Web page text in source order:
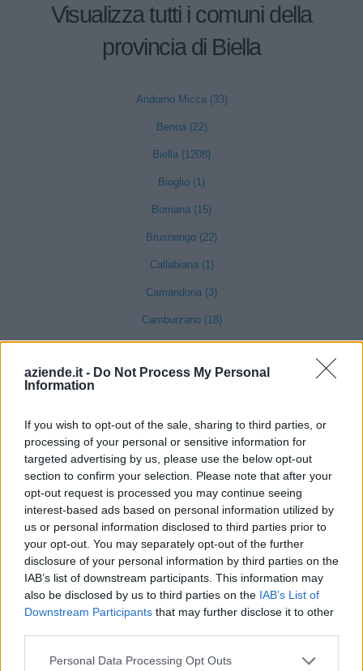
aziende.it - Do Not Process My Personal
Information
If you wish to opt-out of the sale, sharing to third parties, or
processing of your personal or sensitive information for
targeted advertising by us, please use the below opt-out
section to confirm your selection. Please note that after your
opt-out request is processed you may continue seeing
interest-based ads based on personal information utilized by
us or personal information disclosed to third parties prior to
your opt-out. You may separately opt-out of the further
disclosure of your personal information by third parties on the
IAB’s list of downstream participants. This information may
also be disclosed by us to third parties on the IAB’s List of
Downstream Participants that may further disclose it to other
Personal Data Processing Opt Outs
Visualizza tutti i comuni della
provincia di Biella
Andorno Micca (33)
Benna (22)
Biella (1208)
Bioglio (1)
Borriana (15)
Brusnengo (22)
Callabiana (1)
Camandona (3)
Camburzano (18)
Caprile (1)
Castelletto Cervo (14)
Cavaglià (59)
Coggiola (9)
Cossato (203)
Crevacuore (19)
Curino (6)